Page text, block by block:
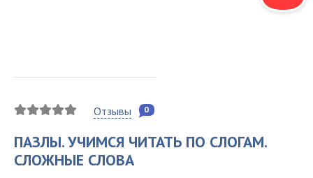
Отзывы 0
ПАЗЛЫ. УЧИМСЯ ЧИТАТЬ ПО СЛОГАМ.
СЛОЖНЫЕ СЛОВА